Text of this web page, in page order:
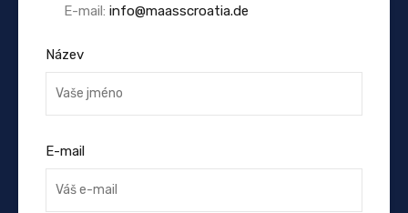
E-mail: info@maasscroatia.de
Název
E-mail